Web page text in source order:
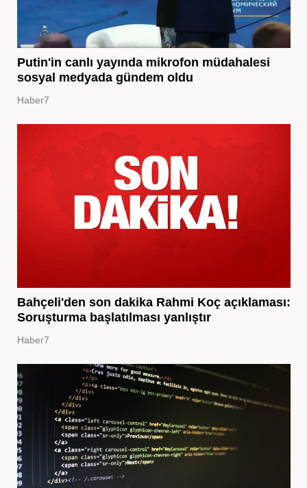
Putin'in canlı yayında mikrofon müdahalesi
sosyal medyada gündem oldu
Haber7
Bahçeli'den son dakika Rahmi Koç açıklaması:
Soruşturma başlatılması yanlıştır
Haber7